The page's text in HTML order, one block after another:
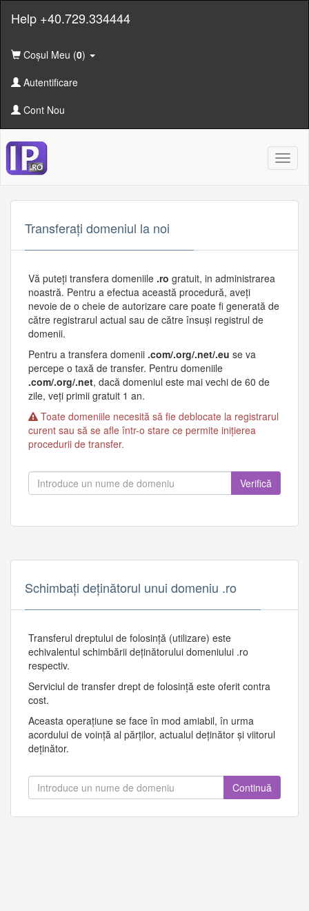
Help +40.729.334444
Coșul Meu (0)
Autentificare
Cont Nou
Transferați domeniul la noi
Vă puteți transfera domeniile .ro gratuit, in administrarea
noastră. Pentru a efectua această procedură, aveți
nevoie de o cheie de autorizare care poate fi generată de
către registrarul actual sau de către însuși registrul de
domenii.
Pentru a transfera domenii .com/.org/.net/.eu se va
percepe o taxă de transfer. Pentru domeniile
.com/.org/.net, dacă domeniul este mai vechi de 60 de
zile, veți primii gratuit 1 an.
Toate domeniile necesită să fie deblocate la registrarul
curent sau să se afle într-o stare ce permite inițierea
procedurii de transfer.
Verifică
Schimbați deținătorul unui domeniu .ro
Transferul dreptului de folosință (utilizare) este
echivalentul schimbării deținătorului domeniului .ro
respectiv.
Serviciul de transfer drept de folosință este oferit contra
cost.
Aceasta operațiune se face în mod amiabil, în urma
acordului de voință al părților, actualul deținător și viitorul
deținător.
Continuă